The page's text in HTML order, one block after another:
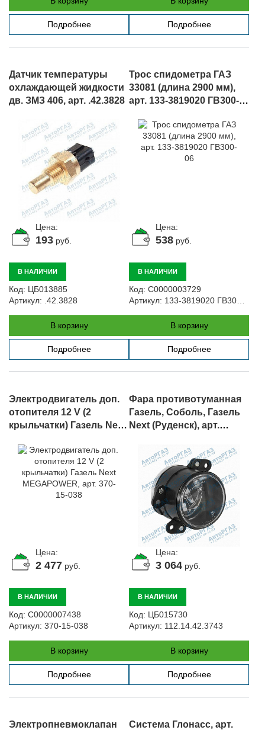
Подробнее Подробнее
Датчик температуры
охлаждающей жидкости
дв. ЗМЗ 406, арт. .42.3828
Цена:
193 руб.
В НАЛИЧИИ
Код: ЦБ013885
Артикул: .42.3828
В корзину
Подробнее
Трос спидометра ГАЗ
33081 (длина 2900 мм),
арт. 133-3819020 ГВ300-
Цена:
538 руб.
В НАЛИЧИИ
Код: С0000003729
Артикул: 133-3819020 ГВ300-06
В корзину
Подробнее
Электродвигатель доп.
отопителя 12 V (2
крыльчатки) Газель Next
15-038
Цена:
2 477 руб.
В НАЛИЧИИ
Код: С0000007438
Артикул: 370-15-038
В корзину
Подробнее
Фара противотуманная
Газель, Соболь, Газель
Next (Руденск), арт.
Цена:
3 064 руб.
В НАЛИЧИИ
Код: ЦБ015730
Артикул: 112.14.42.3743
В корзину
Подробнее
Электропневмоклапан
Система Глонасс, арт.